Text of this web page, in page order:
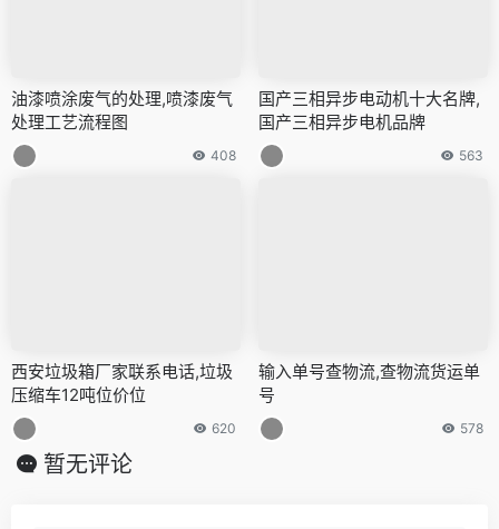
油漆喷涂废气的处理,喷漆废气
处理工艺流程图
408
国产三相异步电动机十大名牌,
国产三相异步电机品牌
563
西安垃圾箱厂家联系电话,垃圾
压缩车12吨位价位
620
输入单号查物流,查物流货运单
号
578
暂无评论